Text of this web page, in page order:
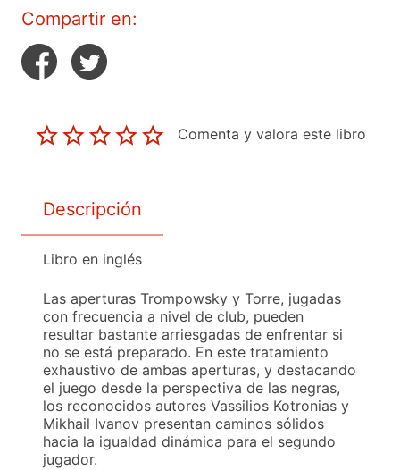
Compartir en:
Comenta y valora este libro
Descripción
Libro en inglés
Las aperturas Trompowsky y Torre, jugadas
con frecuencia a nivel de club, pueden
resultar bastante arriesgadas de enfrentar si
no se está preparado. En este tratamiento
exhaustivo de ambas aperturas, y destacando
el juego desde la perspectiva de las negras,
los reconocidos autores Vassilios Kotronias y
Mikhail Ivanov presentan caminos sólidos
hacia la igualdad dinámica para el segundo
jugador.